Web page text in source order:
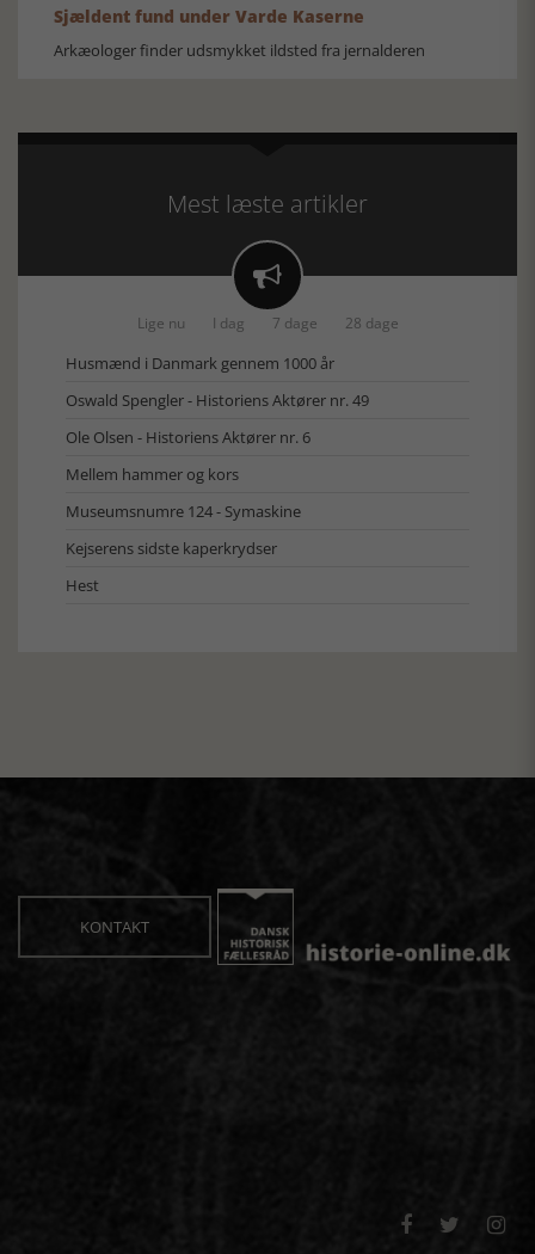
Sjældent fund under Varde Kaserne
Arkæologer finder udsmykket ildsted fra jernalderen
Mest læste artikler

Lige nu I dag 7 dage 28 dage
Husmænd i Danmark gennem 1000 år
Oswald Spengler - Historiens Aktører nr. 49
Ole Olsen - Historiens Aktører nr. 6
Mellem hammer og kors
Museumsnumre 124 - Symaskine
Kejserens sidste kaperkrydser
Hest
KONTAKT
  